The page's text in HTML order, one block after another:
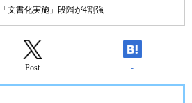
文書化実施」段階が4割強
Post -